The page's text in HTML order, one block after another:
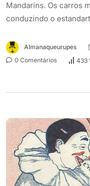
Mandarins. Os carros
conduzindo o
Almanaqueurupes
0 Comentários
433